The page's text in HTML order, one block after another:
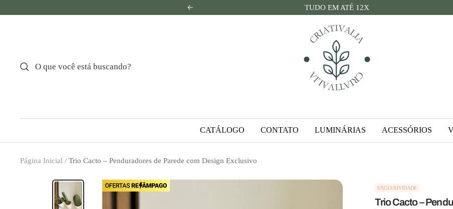
Anterior TUDO EM ATÉ 12X
Criativalia
CATÁLOGO CONTATO LUMINÁRIAS ACESSÓRIOS
Página Inicial Trio Cacto – Penduradores de Parede com Design Exclusivo
EXCLUSIVIDADE
Trio Cacto –